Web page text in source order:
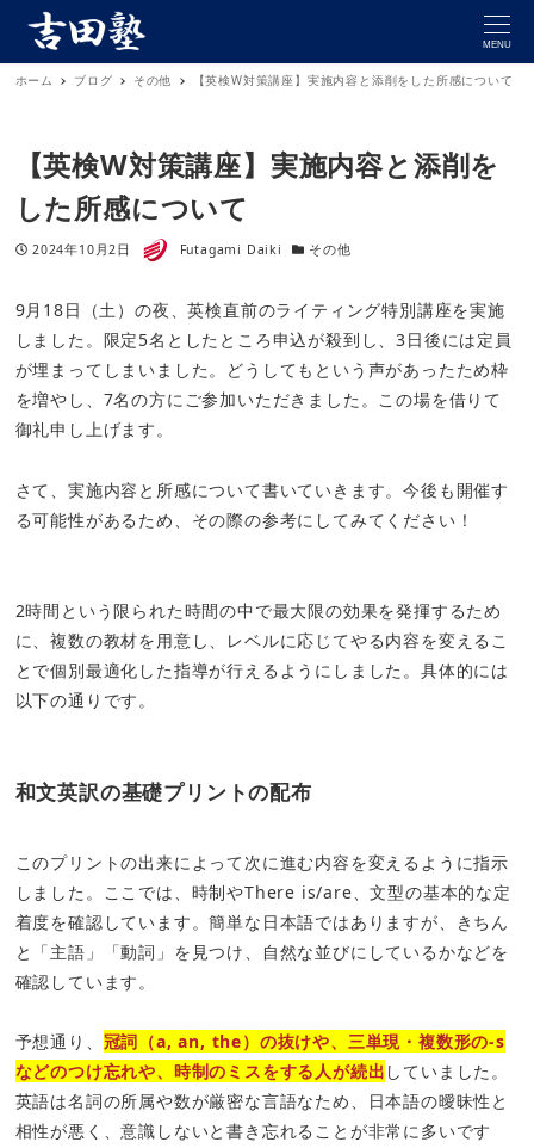
MENU
ホーム ブログ その他 【英検W対策講座】実施内容と添削をした所感について
【英検W対策講座】実施内容と添削を
した所感について
投稿日
2024年10月2日 著者 Futagami Daiki カテゴリー
その他
9月18日（土）の夜、英検直前のライティング特別講座を実施
しました。限定5名としたところ申込が殺到し、3日後には定員
が埋まってしまいました。どうしてもという声があったため枠
を増やし、7名の方にご参加いただきました。この場を借りて
御礼申し上げます。
さて、実施内容と所感について書いていきます。今後も開催す
る可能性があるため、その際の参考にしてみてください！
2時間という限られた時間の中で最大限の効果を発揮するため
に、複数の教材を用意し、レベルに応じてやる内容を変えるこ
とで個別最適化した指導が行えるようにしました。具体的には
以下の通りです。
和文英訳の基礎プリントの配布
このプリントの出来によって次に進む内容を変えるように指示
しました。ここでは、時制やThere is/are、文型の基本的な定
着度を確認しています。簡単な日本語ではありますが、きちん
と「主語」「動詞」を見つけ、自然な並びにしているかなどを
確認しています。
予想通り、 冠詞（a, an, the）の抜けや、三単現・複数形の-s
などのつけ忘れや、時制のミスをする人が続出 していました。
英語は名詞の所属や数が厳密な言語なため、日本語の曖昧性と
相性が悪く、意識しないと書き忘れることが非常に多いです